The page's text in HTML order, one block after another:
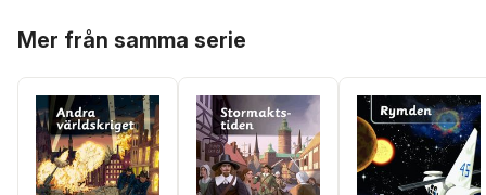
Mer från samma serie